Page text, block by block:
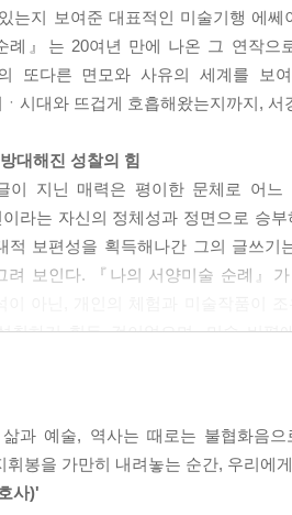
는지 보여준 대표적인 미술기행 에
례』는 20여년 만에 나온 그 연작으
또다른 면모와 사유의 세계를 보
시대와 뜨겁게 호흡해왔는지까지,
대해진 성찰의 힘
이 지닌 매력은 평이한 문체로 어
라는 자신의 정체성과 정면으로 승
적 보편성을 획득해나간 그의 글쓰
려 보인다. 『나의 서양미술 순례』
취하기 힘든 것이었으며, 미술 비
이끄는 예술로서 음악 본연의 모습이
사랑은 치명적이다
음악 순례』는 서경식이 가난한 어린
집안에서 자랐기에 그에게 음악이란
과 예술, 역사는 때로는 불협화음
휘봉을 가만히 내려놓는 순간, 우리에
사)'